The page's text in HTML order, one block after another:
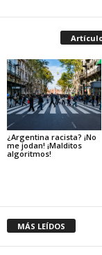
¿Argentina racista? ¡No
me jodan! ¡Malditos
algoritmos!
MÁS LEÍDOS